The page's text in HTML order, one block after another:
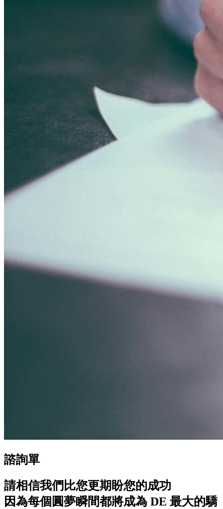
諮詢單
請相信我們比您更期盼您的成功
因為每個圓夢瞬間都將成為 DE 最大的驕